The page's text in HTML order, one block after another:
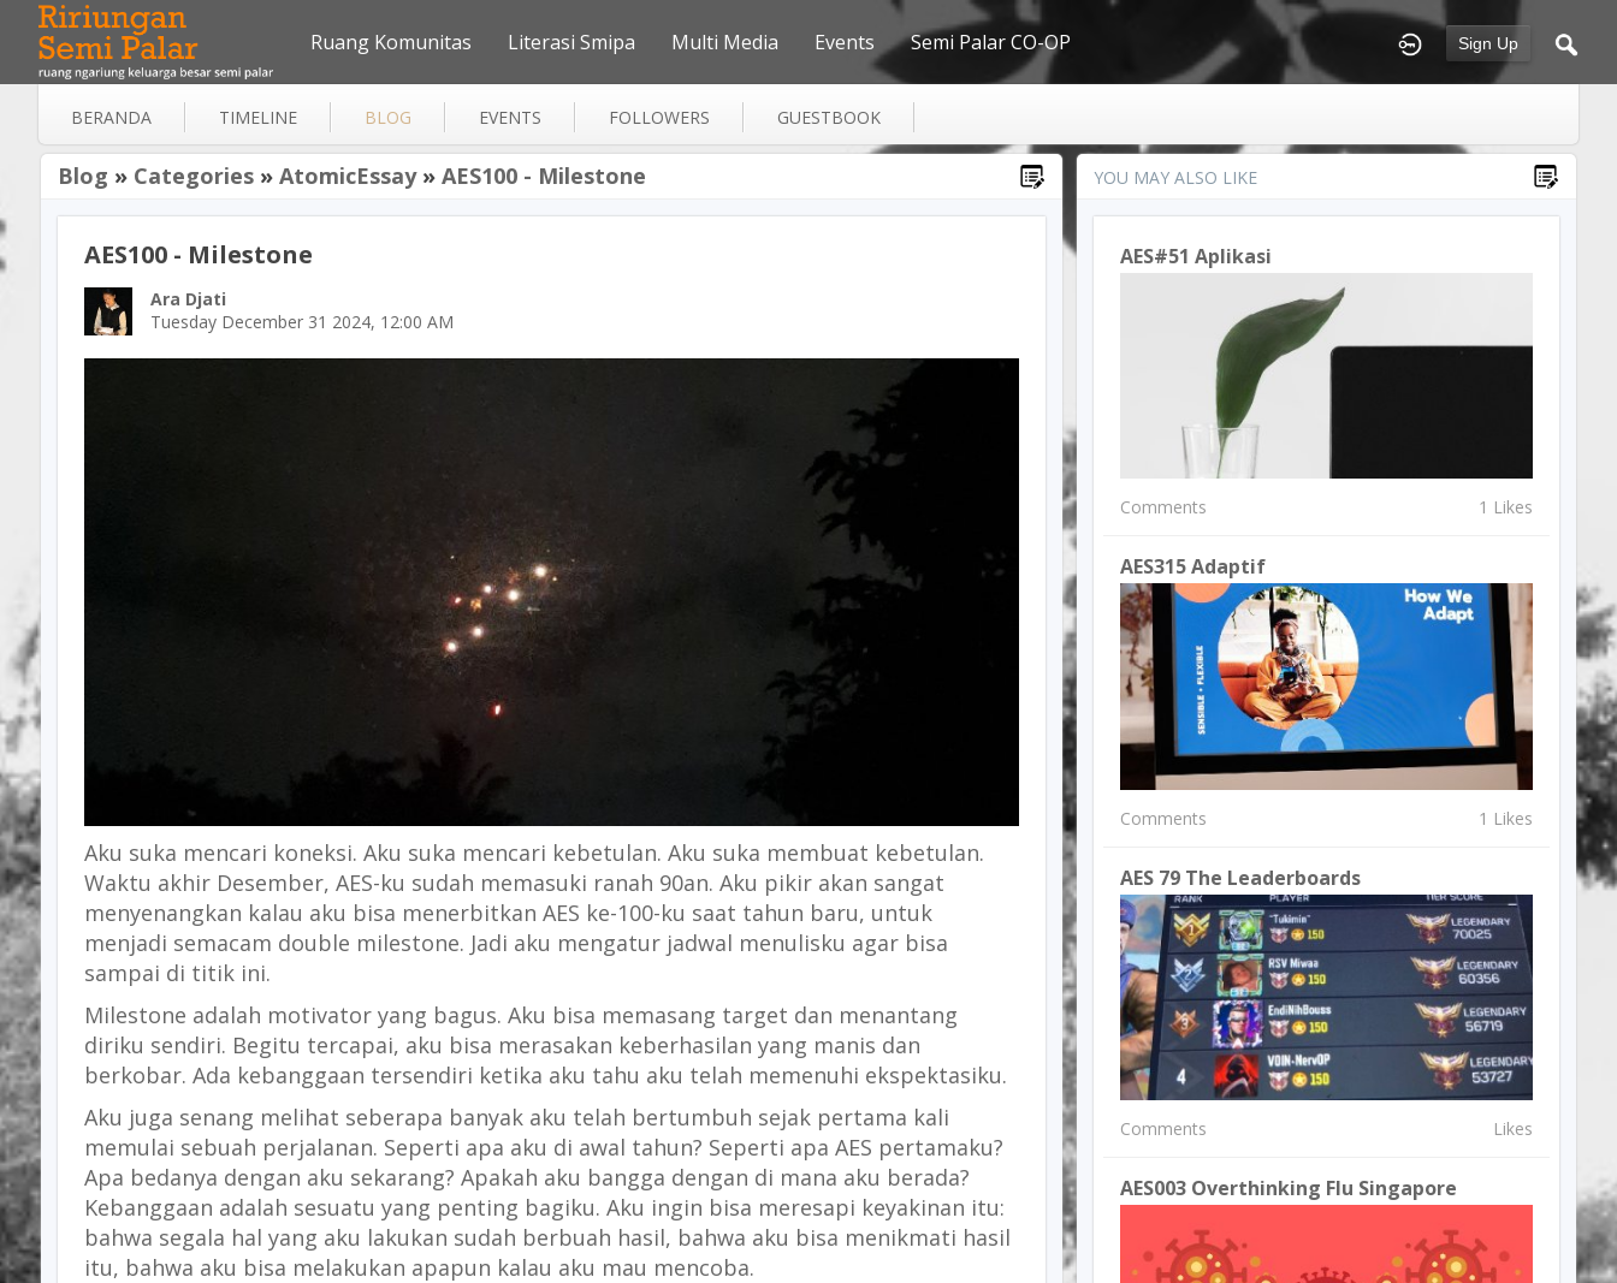
Sign Up
Ruang Komunitas Literasi Smipa Multi Media Events Semi Palar CO-OP
BERANDA TIMELINE BLOG EVENTS FOLLOWERS GUESTBOOK
Blog » Categories » AtomicEssay» AES100 - Milestone
AES100 - Milestone
Ara Djati
Tuesday December 31 2024, 12:00 AM
Aku suka mencari koneksi. Aku suka mencari kebetulan. Aku suka membuat kebetulan.
Waktu akhir Desember, AES-ku sudah memasuki ranah 90an. Aku pikir akan sangat
menyenangkan kalau aku bisa menerbitkan AES ke-100-ku saat tahun baru, untuk
menjadi semacam double milestone. Jadi aku mengatur jadwal menulisku agar bisa
sampai di titik ini.
Milestone adalah motivator yang bagus. Aku bisa memasang target dan menantang
diriku sendiri. Begitu tercapai, aku bisa merasakan keberhasilan yang manis dan
berkobar. Ada kebanggaan tersendiri ketika aku tahu aku telah memenuhi ekspektasiku.
Aku juga senang melihat seberapa banyak aku telah bertumbuh sejak pertama kali
memulai sebuah perjalanan. Seperti apa aku di awal tahun? Seperti apa AES pertamaku?
Apa bedanya dengan aku sekarang? Apakah aku bangga dengan di mana aku berada?
Kebanggaan adalah sesuatu yang penting bagiku. Aku ingin bisa meresapi keyakinan itu:
bahwa segala hal yang aku lakukan sudah berbuah hasil, bahwa aku bisa menikmati hasil
itu, bahwa aku bisa melakukan apapun kalau aku mau mencoba.
YOU MAY ALSO LIKE
AES#51 Aplikasi
Comments 1 Likes
AES315 Adaptif
Comments 1 Likes
AES 79 The Leaderboards
Comments Likes
AES003 Overthinking Flu Singapore